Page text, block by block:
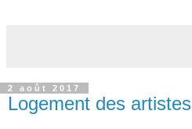
2 août 2017
Logement des artistes